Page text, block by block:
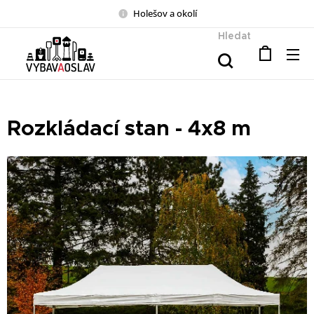
Holešov a okolí
Hledat
Rozkládací stan - 4x8 m